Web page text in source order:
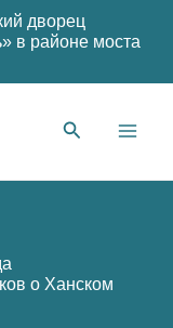
дворец
в районе моста
о Ханском